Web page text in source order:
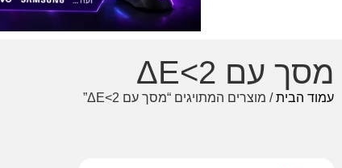
מסך עם ΔE<2
עמוד הבית/ מוצרים המתויגים “מסך עם ΔE<2”